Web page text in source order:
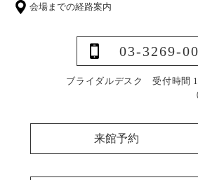
会場までの経路案内
03-3269-
ブライダルデスク 受付時間
来館予約